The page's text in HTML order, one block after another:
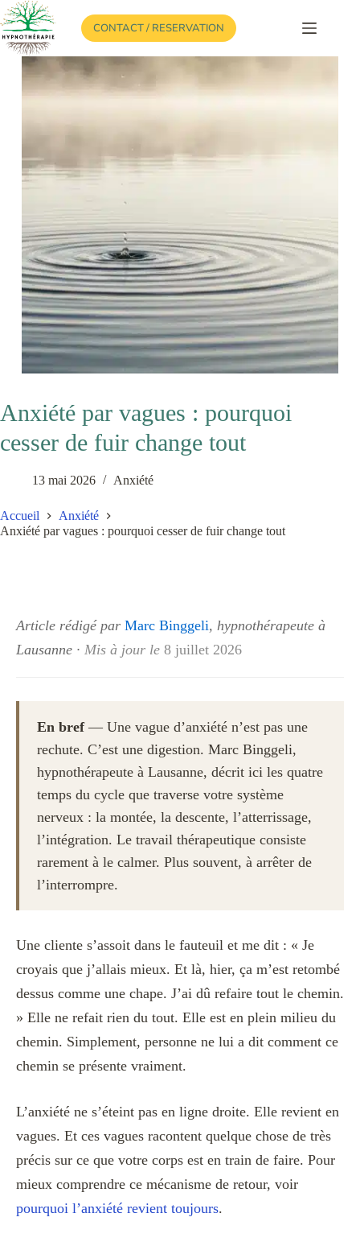
Passer
au
contenu
CONTACT / RESERVATION
Anxiété par vagues : pourquoi
cesser de fuir change tout
13 mai 2026 Anxiété
Accueil
Anxiété
Anxiété par vagues : pourquoi cesser de fuir change tout
Article rédigé par Marc Binggeli, hypnothérapeute à
Lausanne · Mis à jour le 8 juillet 2026
En bref— Une vague d’anxiété n’est pas une
rechute. C’est une digestion. Marc Binggeli,
hypnothérapeute à Lausanne, décrit ici les quatre
temps du cycle que traverse votre système
nerveux : la montée, la descente, l’atterrissage,
l’intégration. Le travail thérapeutique consiste
rarement à le calmer. Plus souvent, à arrêter de
l’interrompre.
Une cliente s’assoit dans le fauteuil et me dit : « Je
croyais que j’allais mieux. Et là, hier, ça m’est retombé
dessus comme une chape. J’ai dû refaire tout le chemin.
» Elle ne refait rien du tout. Elle est en plein milieu du
chemin. Simplement, personne ne lui a dit comment ce
chemin se présente vraiment.
L’anxiété ne s’éteint pas en ligne droite. Elle revient en
vagues. Et ces vagues racontent quelque chose de très
précis sur ce que votre corps est en train de faire. Pour
mieux comprendre ce mécanisme de retour, voir
pourquoi l’anxiété revient toujours.